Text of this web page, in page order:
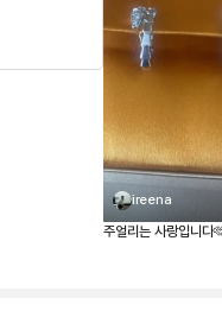
ireena
주얼리는 사랑입니다